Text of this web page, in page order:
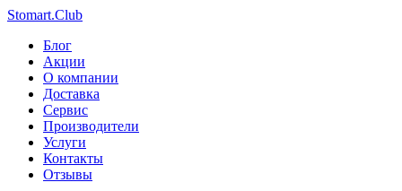
Stomart.Club
Блог
Акции
О компании
Доставка
Сервис
Производители
Услуги
Контакты
Отзывы